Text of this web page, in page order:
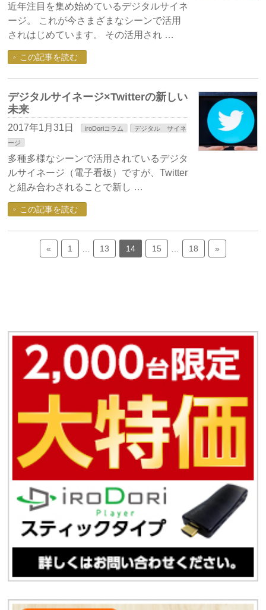
近年注目を集め始めているデジタルサイネ
ージ。 これが今さまざまなシーンで活用
されはじめています。 その活用され …
この記事を読む
デジタルサイネージ×Twitterの新しい
未来
2017年1月31日 iroDoriコラム
デジタル サイネ
ージ
多種多様なシーンで活用されているデジタ
ルサイネージ（電子看板）ですが、Twitter
と組み合わされることで新し …
この記事を読む
« 1 13 14 15 18 »